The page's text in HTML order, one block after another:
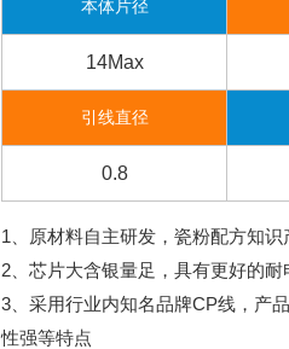
本体片径
14Max
引线直径
0.8
1、原材料自主研发，瓷粉配方知
2、芯片大含银量足，具有更好的耐
3、采用行业内知名品牌CP线，产
性强等特点